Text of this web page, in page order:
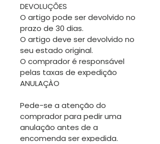
DEVOLUÇÕES
O artigo pode ser devolvido no
prazo de 30 dias.
O artigo deve ser devolvido no
seu estado original.
O comprador é responsável
pelas taxas de expedição
ANULAÇÀO
Pede-se a atenção do
comprador para pedir uma
anulação antes de a
encomenda ser expedida.